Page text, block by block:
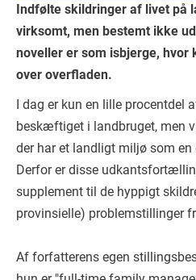
Indfølte skildringer af livet på
virksomt, men bestemt ikke
noveller er som isbjerge, hvor
over overfladen.
I dag er kun en lille procentdel
beskæftiget i landbruget, men
der har et landligt miljø som
Derfor er disse
supplement til de hyppigt
provinsielle) problemstillinger
Af forfatterens egen